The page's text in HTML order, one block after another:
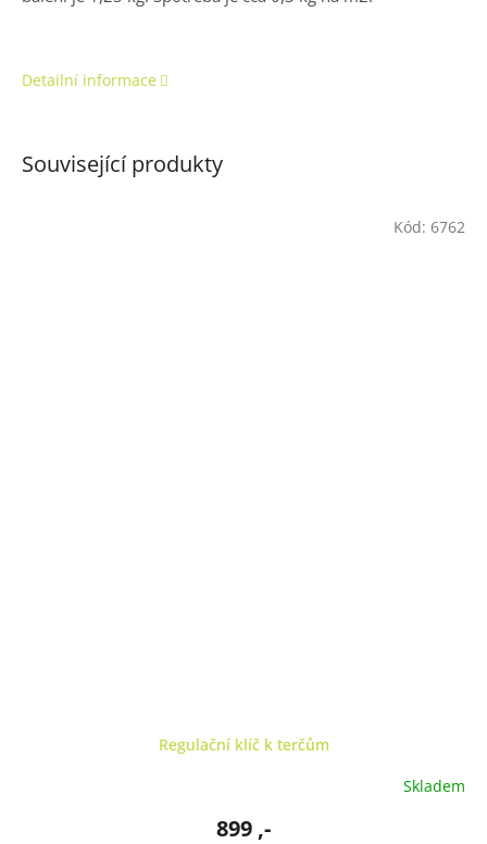
Detailní informace
Související produkty
Regulační klíč k terčům
Skladem
899 ,-
Kód: 6762